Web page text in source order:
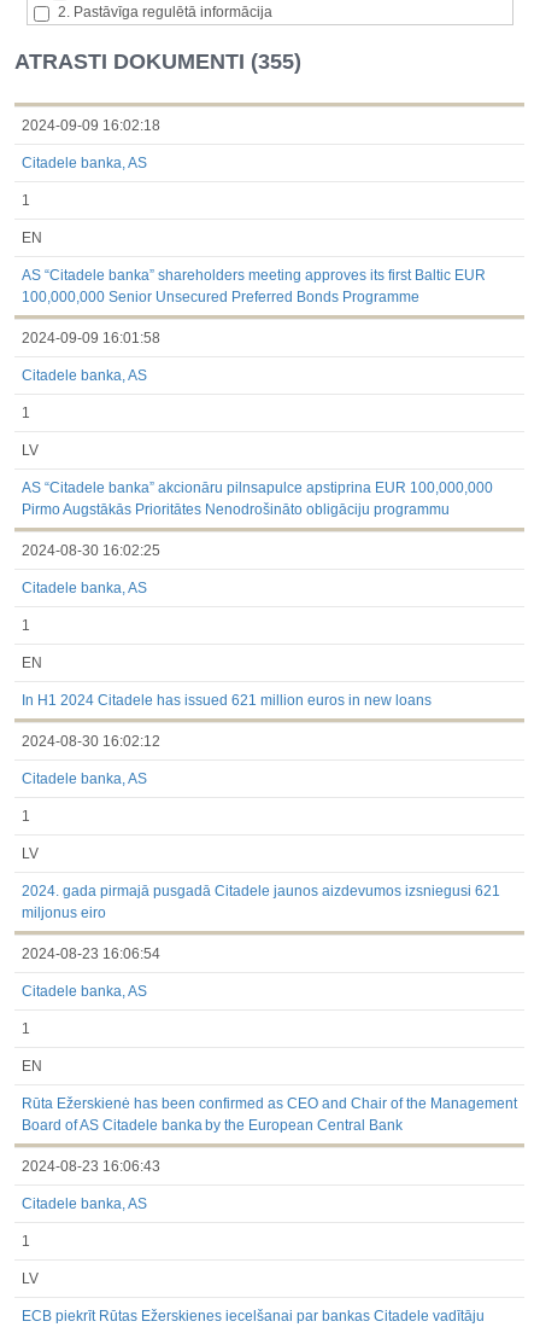
2. Pastāvīga regulētā informācija
2.2. Iekšējā informācija
2.3. Paziņojumi par būtisku akciju paketi
2.4. Emitenta paša akciju iegāde vai atsavināšana
2.5. Balsstiesību kopējais skaits un kapitāls
kategorijām
dalībvalsts tiesību aktiem
Līdz 2017.03.01
Finanšu pārskati
Būtiski notikumi
Līdzdalības iegūšana vai zaudēšana
ATRASTI DOKUMENTI (355)
2024-09-09 16:02:18
Citadele banka, AS
1
EN
AS “Citadele banka” shareholders meeting approves its first Baltic EUR
100,000,000 Senior Unsecured Preferred Bonds Programme
2024-09-09 16:01:58
Citadele banka, AS
1
LV
AS “Citadele banka” akcionāru pilnsapulce apstiprina EUR 100,000,000
Pirmo Augstākās Prioritātes Nenodrošināto obligāciju programmu
2024-08-30 16:02:25
Citadele banka, AS
1
EN
In H1 2024 Citadele has issued 621 million euros in new loans
2024-08-30 16:02:12
Citadele banka, AS
1
LV
2024. gada pirmajā pusgadā Citadele jaunos aizdevumos izsniegusi 621
miljonus eiro
2024-08-23 16:06:54
Citadele banka, AS
1
EN
Rūta Ežerskienė has been confirmed as CEO and Chair of the Management
Board of AS Citadele banka by the European Central Bank
2024-08-23 16:06:43
Citadele banka, AS
1
LV
ECB piekrīt Rūtas Ežerskienes iecelšanai par bankas Citadele vadītāju